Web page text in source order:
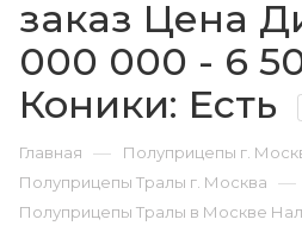
заказ Цена
000 000 - 6
Коники: Есть
Главная — Полуприцепы г.
Полуприцепы Тралы г. Москва —
Полуприцепы Тралы в Москве